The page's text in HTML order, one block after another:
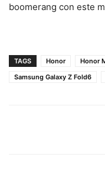
boomerang con este
TAGS Honor Honor
Samsung Galaxy Z Fold6